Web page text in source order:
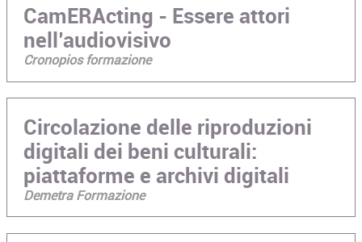
CamERActing - Essere attori
nell’audiovisivo
Cronopios formazione
Circolazione delle riproduzioni
digitali dei beni culturali:
piattaforme e archivi digitali
Demetra Formazione